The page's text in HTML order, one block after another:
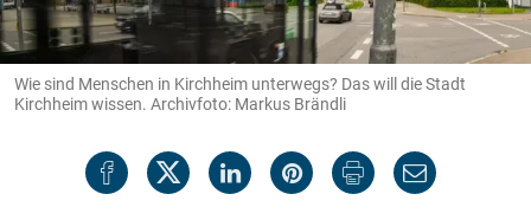
Wie sind Menschen in Kirchheim unterwegs? Das will die Stadt
Kirchheim wissen. Archivfoto: Markus Brändli